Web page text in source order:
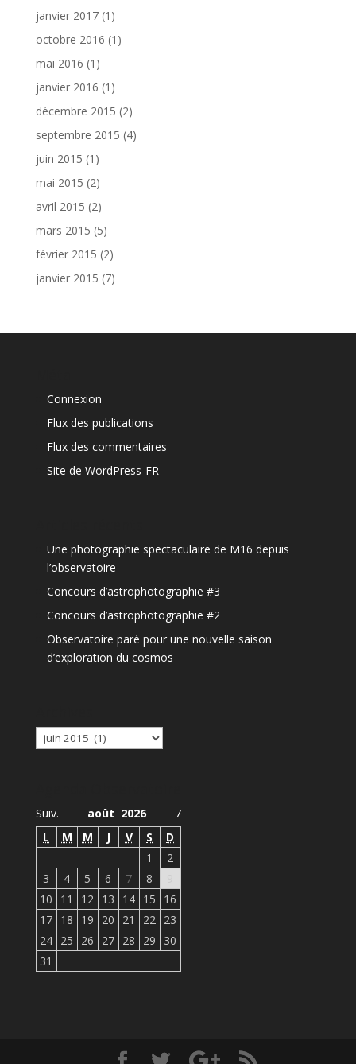
janvier 2017(1)
octobre 2016 (1)
mai 2016 (1)
janvier 2016 (1)
décembre 2015 (2)
septembre 2015 (4)
juin 2015 (1)
mai 2015 (2)
avril 2015 (2)
mars 2015 (5)
février 2015 (2)
janvier 2015 (7)
Connexion
Flux des publications
Flux des commentaires
Site de WordPress-FR
Une photographie spectaculaire de M16 depuis
l’observatoire
Concours d’astrophotographie #3
Concours d’astrophotographie #2
Observatoire paré pour une nouvelle saison
d’exploration du cosmos
Archives
Suiv. 7
août 2026
L
M M J V S
D
1
2
3
4 5 6 7 8
10
11 12 13 14 15
16
17 18 19 20 21 22 23
24 25 26 27 28 29
30
31